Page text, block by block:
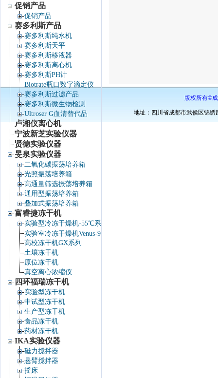
促销产品
促销产品
赛多利斯产品
赛多利斯纯水机
赛多利斯天平
赛多利斯移液器
赛多利斯离心机
赛多利斯PH计
Biotrate瓶口数字滴定仪
赛多利斯过滤产品
赛多利斯微生物检测
Ultroser G血清替代品
卢湘仪离心机
宁波新芝实验仪器
贤德实验仪器
旻泉实验仪器
二氧化碳振荡培养箱
光照振荡培养箱
高通量筛选振荡培养箱
通用型振荡培养箱
叠加式振荡培养箱
富睿捷冻干机
实验型冷冻干燥机-55℃系列
实验室冷冻干燥机Venus-90℃系列
高校冻干机GX系列
土壤冻干机
原位冻干机
真空离心浓缩仪
四环福瑞冻干机
实验型冻干机
中试型冻干机
生产型冻干机
食品冻干机
药材冻干机
IKA实验仪器
磁力搅拌器
悬臂搅拌器
摇床
版权所有©
地址：四川省成都市武侯区锦绣